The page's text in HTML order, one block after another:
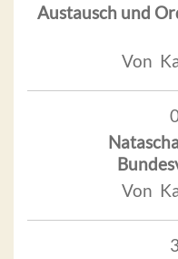
Austausch und
Von
Von